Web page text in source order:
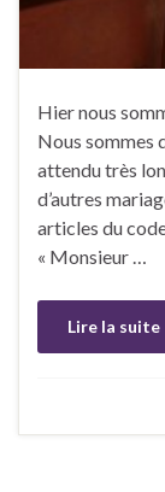
Hier nous
Nous sommes
attendu très
d’autres
articles du
« Monsieur …
Lire la suite